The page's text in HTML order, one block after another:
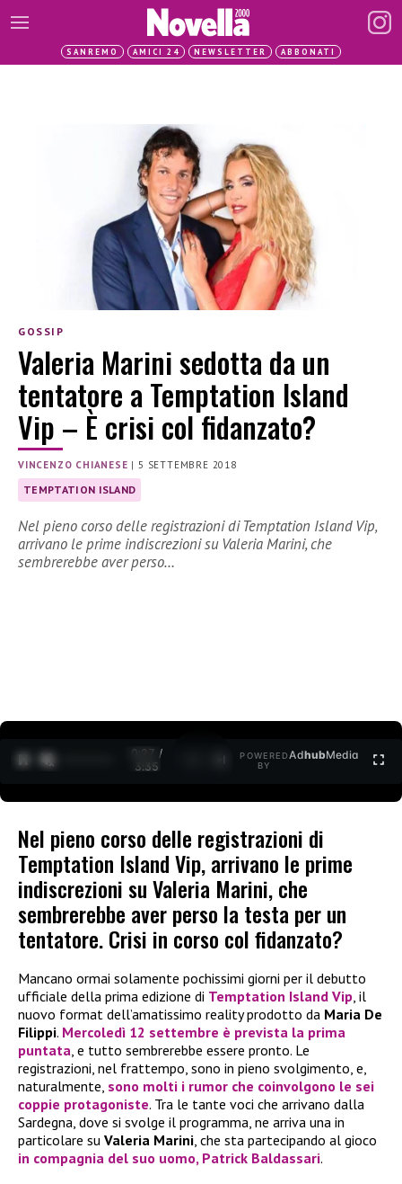
SANREMO AMICI 24 NEWSLETTER ABBONATI
GOSSIP
Valeria Marini sedotta da un
tentatore a Temptation Island
Vip – È crisi col fidanzato?
VINCENZO CHIANESE |5 SETTEMBRE 2018
TEMPTATION ISLAND
Nel pieno corso delle registrazioni di Temptation Island Vip,
arrivano le prime indiscrezioni su Valeria Marini, che
sembrerebbe aver perso…
0:27 /
3:35
POWERED
BY
AdhubMedia
Nel pieno corso delle registrazioni di
Temptation Island Vip, arrivano le prime
indiscrezioni su Valeria Marini, che
sembrerebbe aver perso la testa per un
tentatore. Crisi in corso col fidanzato?
Mancano ormai solamente pochissimi giorni per il debutto
ufficiale della prima edizione di Temptation Island Vip, il
nuovo format dell’amatissimo reality prodotto da Maria De
Filippi. Mercoledì 12 settembre è prevista la prima
puntata, e tutto sembrerebbe essere pronto. Le
registrazioni, nel frattempo, sono in pieno svolgimento, e,
naturalmente, sono molti i rumor che coinvolgono le sei
coppie protagoniste. Tra le tante voci che arrivano dalla
Sardegna, dove si svolge il programma, ne arriva una in
particolare su Valeria Marini, che sta partecipando al gioco
in compagnia del suo uomo, Patrick Baldassari.